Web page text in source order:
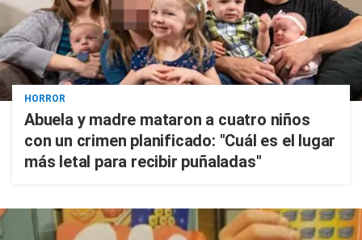
HORROR
Abuela y madre mataron a cuatro niños
con un crimen planificado: "Cuál es el lugar
más letal para recibir puñaladas"